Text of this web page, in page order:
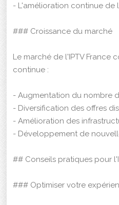
- L'amélioration continue de
### Croissance du marché
Le marché de l'IPTV France
continue :
- Augmentation du nombre
- Diversification des offres
- Amélioration des
- Développement de
## Conseils pratiques pour
### Optimiser votre